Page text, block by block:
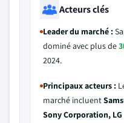
Acteurs clés
Leader du marché :
dominé avec plus de
2024.
Principaux acteurs :
marché incluent
Sony Corporation,